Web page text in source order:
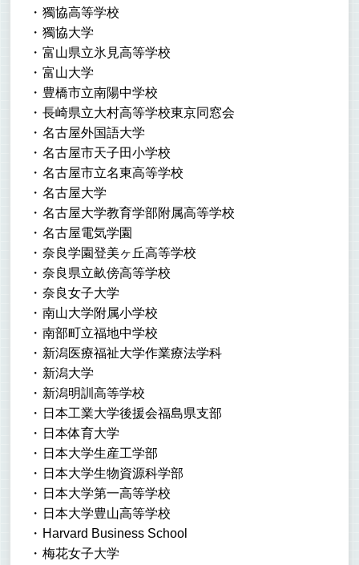
獨協高等学校
獨協大学
富山県立氷見高等学校
富山大学
豊橋市立南陽中学校
長崎県立大村高等学校東京同窓会
名古屋外国語大学
名古屋市天子田小学校
名古屋市立名東高等学校
名古屋大学
名古屋大学教育学部附属高等学校
名古屋電気学園
奈良学園登美ヶ丘高等学校
奈良県立畝傍高等学校
奈良女子大学
南山大学附属小学校
南部町立福地中学校
新潟医療福祉大学作業療法学科
新潟大学
新潟明訓高等学校
日本工業大学後援会福島県支部
日本体育大学
日本大学生産工学部
日本大学生物資源科学部
日本大学第一高等学校
日本大学豊山高等学校
Harvard Business School
梅花女子大学